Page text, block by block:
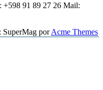
+598 91 89 27 26 Mail:
SuperMag porAcme Themes